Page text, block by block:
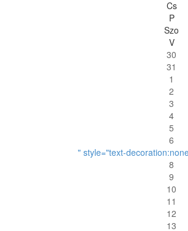
Cs
P
Szo
V
30
31
1
2
3
4
5
6
" style="text-
8
9
10
11
12
13